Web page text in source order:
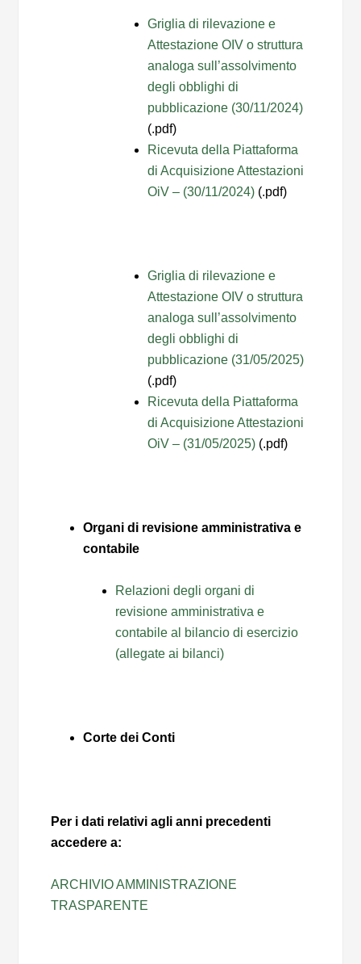
Griglia di rilevazione e
Attestazione OIV o struttura
analoga sull’assolvimento
degli obblighi di
pubblicazione (30/11/2024)
(.pdf)
Ricevuta della Piattaforma
di Acquisizione Attestazioni
OiV – (30/11/2024) (.pdf)
Griglia di rilevazione e
Attestazione OIV o struttura
analoga sull’assolvimento
degli obblighi di
pubblicazione (31/05/2025)
(.pdf)
Ricevuta della Piattaforma
di Acquisizione Attestazioni
OiV – (31/05/2025) (.pdf)
Organi di revisione amministrativa e
contabile
Relazioni degli organi di
revisione amministrativa e
contabile al bilancio di esercizio
(allegate ai bilanci)
Corte dei Conti
Per i dati relativi agli anni precedenti
accedere a:
ARCHIVIO AMMINISTRAZIONE
TRASPARENTE